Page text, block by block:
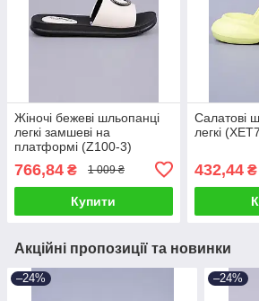
Жіночі бежеві шльопанці
легкі замшеві на
платформі (Z100-3)
766,84 ₴ 1 009 ₴
Купити
Салатові
легкі
432,44₴
Акційні пропозиції та новинки
–24% –24%